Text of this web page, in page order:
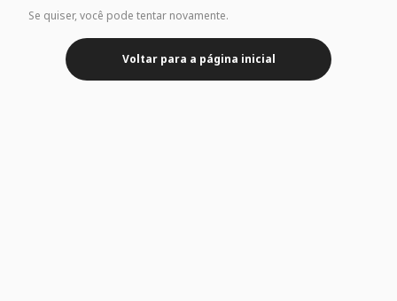
Se quiser, você pode tentar novamente.
Voltar para a página inicial